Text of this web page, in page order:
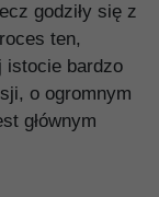
godziły się z
ten,
istocie bardzo
o ogromnym
głównym